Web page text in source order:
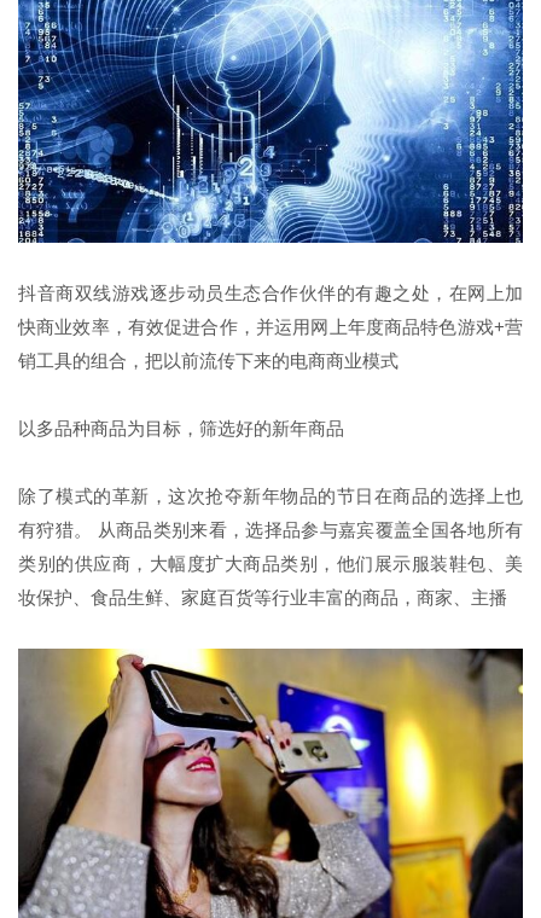
抖音商双线游戏逐步动员生态合作伙伴的有趣之处，在网上加
快商业效率，有效促进合作，并运用网上年度商品特色游戏+营
销工具的组合，把以前流传下来的电商商业模式
以多品种商品为目标，筛选好的新年商品
除了模式的革新，这次抢夺新年物品的节日在商品的选择上也
有狩猎。 从商品类别来看，选择品参与嘉宾覆盖全国各地所有
类别的供应商，大幅度扩大商品类别，他们展示服装鞋包、美
妆保护、食品生鲜、家庭百货等行业丰富的商品，商家、主播